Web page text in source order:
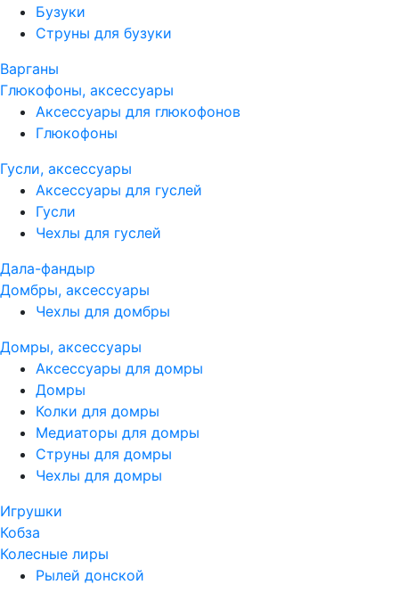
Бузуки
Струны для бузуки
Варганы
Глюкофоны, аксессуары
Аксессуары для глюкофонов
Глюкофоны
Гусли, аксессуары
Аксессуары для гуслей
Гусли
Чехлы для гуслей
Дала-фандыр
Домбры, аксессуары
Чехлы для домбры
Домры, аксессуары
Аксессуары для домры
Домры
Колки для домры
Медиаторы для домры
Струны для домры
Чехлы для домры
Игрушки
Кобза
Колесные лиры
Рылей донской